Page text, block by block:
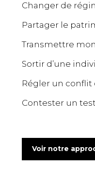
Changer de
Partager le
Transmettre
Sortir d’une
Régler un
Contester un
Voir notre